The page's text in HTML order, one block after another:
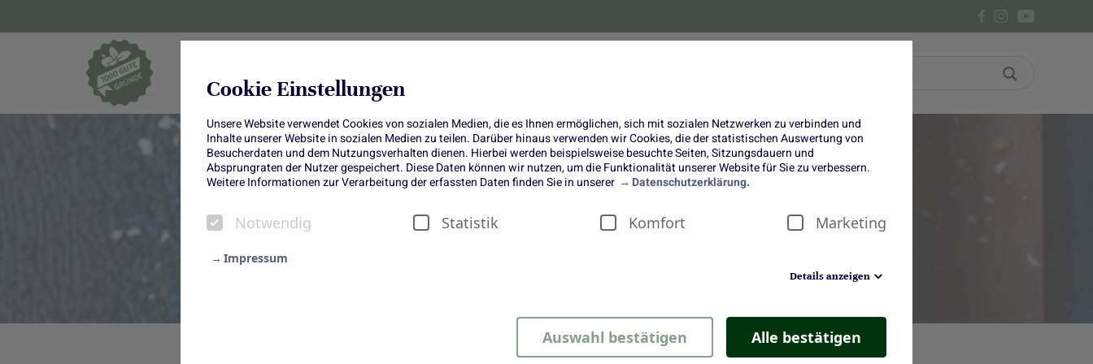
Cookie Einstellungen
Unsere Website verwendet Cookies von sozialen Medien, die es Ihnen ermöglichen, sich mit sozialen Netzwerken zu verbinden und
Inhalte unserer Website in sozialen Medien zu teilen. Darüber hinaus verwenden wir Cookies, die der statistischen Auswertung von
Besucherdaten und dem Nutzungsverhalten dienen. Hierbei werden beispielsweise besuchte Seiten, Sitzungsdauern und
Absprungraten der Nutzer gespeichert. Diese Daten können wir nutzen, um die Funktionalität unserer Website für Sie zu verbessern.
Weitere Informationen zur Verarbeitung der erfassten Daten finden Sie in unserer
Datenschutzerklärung.
Notwendig Statistik Komfort Marketing
Impressum
Details anzeigen
Auswahl bestätigen Alle bestätigen
Erdbeerkuchen
mit Kokos & Basilikum